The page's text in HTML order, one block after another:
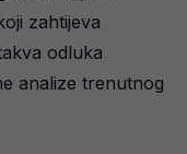
zahtijeva
odluka
analize trenutnog